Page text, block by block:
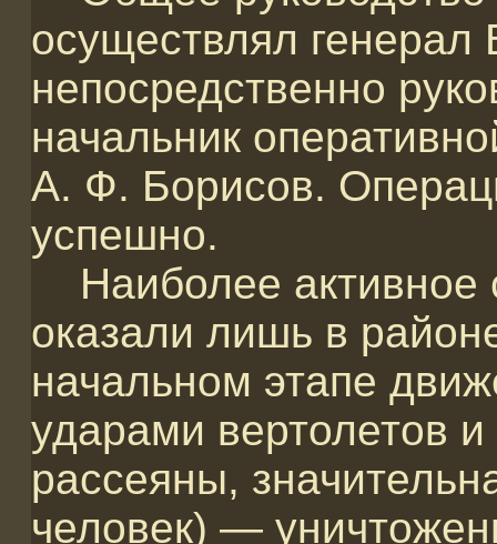
осуществлял
непосредственно
начальник
А. Ф. Борисов.
успешно.
Наиболее активное
оказали лишь в
начальном этапе
ударами вертолетов
рассеяны,
человек) —